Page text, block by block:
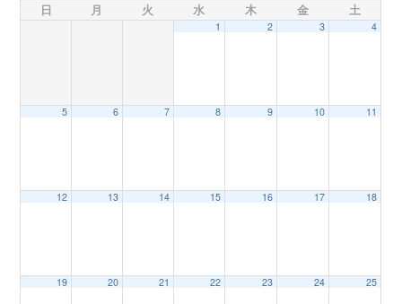
i
日 月 火 水 木 金 土
1 2 3 4
5 6 7 8 9 10 11
12 13 14 15 16 17 18
19 20 21 22 23 24 25